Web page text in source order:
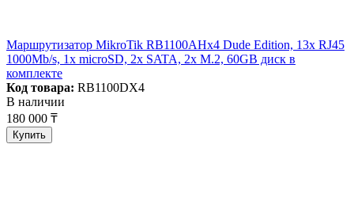
Маршрутизатор MikroTik RB1100AHx4 Dude Edition, 13x RJ45
1000Mb/s, 1x microSD, 2x SATA, 2x M.2, 60GB диск в
комплекте
Код товара: RB1100DX4
В наличии
180 000 ₸
Купить